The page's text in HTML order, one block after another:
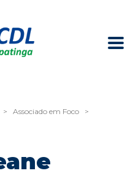
> Associado em Foco
>